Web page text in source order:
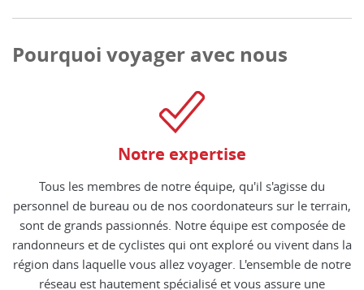
Pourquoi voyager avec nous
Notre expertise
Tous les membres de notre équipe, qu'il s'agisse du
personnel de bureau ou de nos coordonateurs sur le terrain,
sont de grands passionnés. Notre équipe est composée de
randonneurs et de cyclistes qui ont exploré ou vivent dans la
région dans laquelle vous allez voyager. L'ensemble de notre
réseau est hautement spécialisé et vous assure une